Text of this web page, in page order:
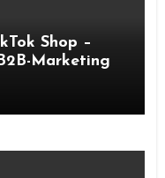
Shop –
Marketing